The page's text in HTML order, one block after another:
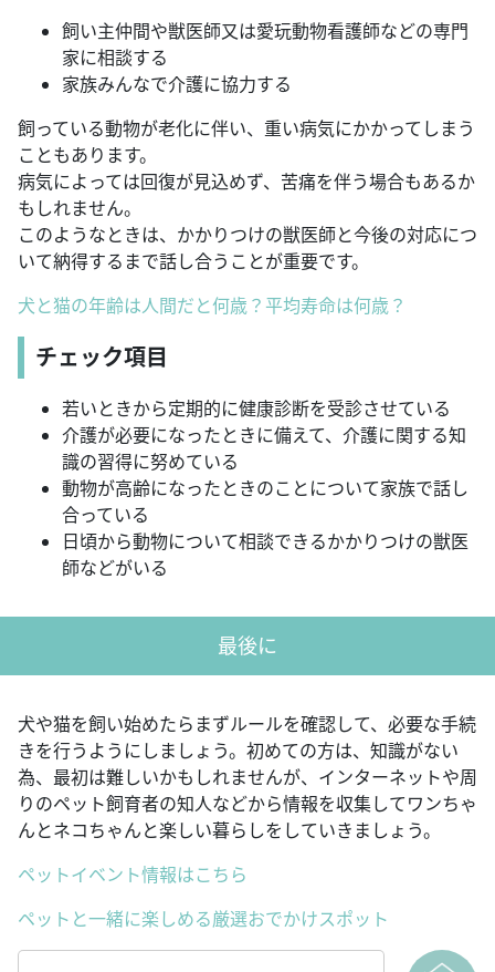
飼い主仲間や獣医師又は愛玩動物看護師などの専門
家に相談する
家族みんなで介護に協力する
飼っている動物が老化に伴い、重い病気にかかってしまう
こともあります。
病気によっては回復が見込めず、苦痛を伴う場合もあるか
もしれません。
このようなときは、かかりつけの獣医師と今後の対応につ
いて納得するまで話し合うことが重要です。
犬と猫の年齢は人間だと何歳？平均寿命は何歳？
チェック項目
若いときから定期的に健康診断を受診させている
介護が必要になったときに備えて、介護に関する知
識の習得に努めている
動物が高齢になったときのことについて家族で話し
合っている
日頃から動物について相談できるかかりつけの獣医
師などがいる
最後に
犬や猫を飼い始めたらまずルールを確認して、必要な手続
きを行うようにしましょう。初めての方は、知識がない
為、最初は難しいかもしれませんが、インターネットや周
りのペット飼育者の知人などから情報を収集してワンちゃ
んとネコちゃんと楽しい暮らしをしていきましょう。
ペットイベント情報はこちら
ペットと一緒に楽しめる厳選おでかけスポット